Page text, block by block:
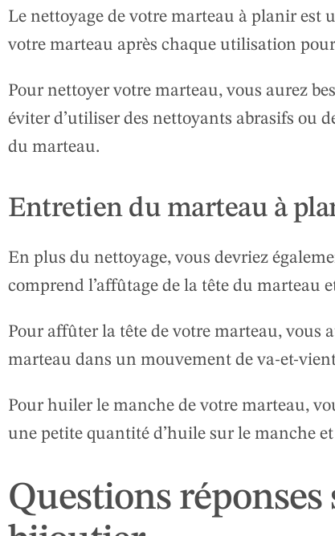
Le nettoyage de votre marteau à planir est
votre marteau après chaque utilisation
Pour nettoyer votre marteau, vous aurez
éviter d’utiliser des nettoyants abrasifs ou
du marteau.
Entretien du marteau à
En plus du nettoyage, vous devriez
comprend l’affûtage de la tête du marteau
Pour affûter la tête de votre marteau, vous
marteau dans un mouvement de va-et-vient
Pour huiler le manche de votre marteau,
une petite quantité d’huile sur le manche
Questions